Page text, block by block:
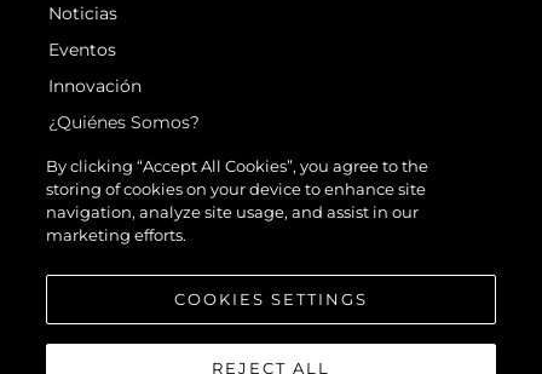
Noticias
Eventos
Innovación
¿Quiénes Somos?
El Equipo
Estilo De Vida
Historia
By clicking “Accept All Cookies”, you agree to the
storing of cookies on your device to enhance site
navigation, analyze site usage, and assist in our
marketing efforts.
COOKIES SETTINGS
REJECT ALL